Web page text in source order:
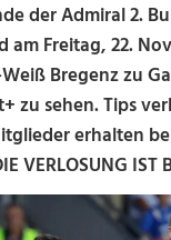
der Admiral 2.
am Freitag, 22.
Bregenz zu
zu sehen. Tips
erhalten
VERLOSUNG IST